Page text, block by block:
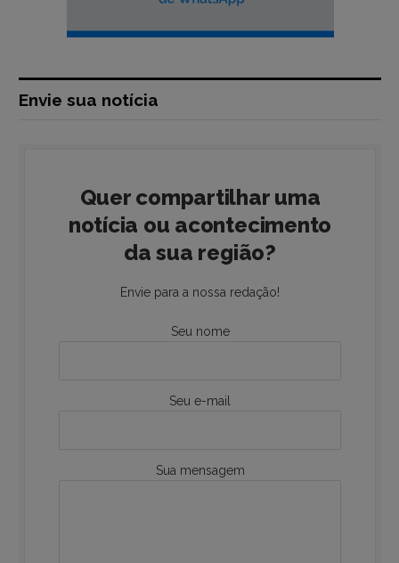
Envie sua notícia
Quer compartilhar uma
notícia ou acontecimento
da sua região?
Envie para a nossa redação!
Seu nome
Seu e-mail
Sua mensagem